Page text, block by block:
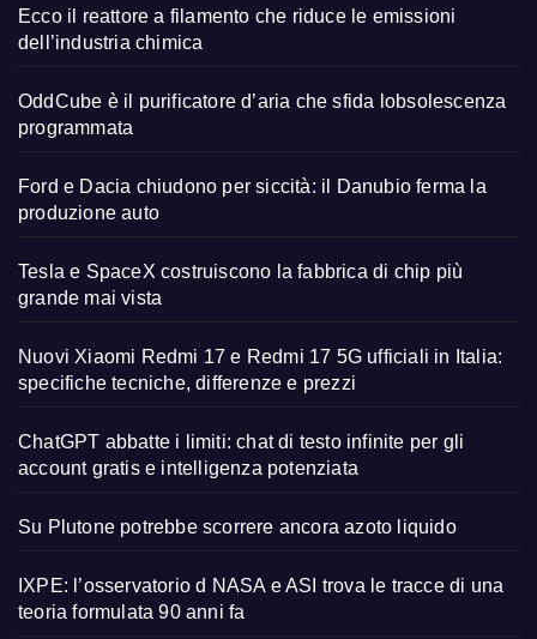
Ecco il reattore a filamento che riduce le emissioni
dell’industria chimica
OddCube è il purificatore d’aria che sfida lobsolescenza
programmata
Ford e Dacia chiudono per siccità: il Danubio ferma la
produzione auto
Tesla e SpaceX costruiscono la fabbrica di chip più
grande mai vista
Nuovi Xiaomi Redmi 17 e Redmi 17 5G ufficiali in Italia:
specifiche tecniche, differenze e prezzi
ChatGPT abbatte i limiti: chat di testo infinite per gli
account gratis e intelligenza potenziata
Su Plutone potrebbe scorrere ancora azoto liquido
IXPE: l’osservatorio d NASA e ASI trova le tracce di una
teoria formulata 90 anni fa